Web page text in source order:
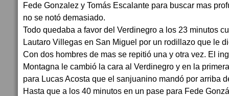
Fede Gonzalez y Tomás Escalante para buscar mas
no se notó demasiado.
Todo quedaba a favor del Verdinegro a los 23 minutos
Lautaro Villegas en San Miguel por un rodillazo que le
Con dos hombres de mas se repitió una y otra vez. El
Montagna le cambió la cara al Verdinegro y en la
para Lucas Acosta que el sanjuanino mandó por arriba
Hasta que a los 40 minutos en un pase para Fede